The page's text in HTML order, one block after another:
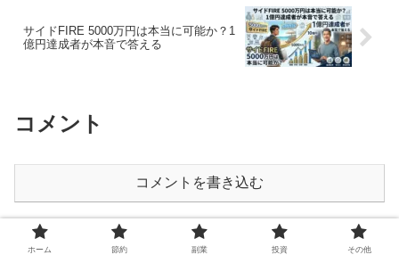
サイドFIRE 5000万円は本当に可能か？1
億円達成者が本音で答える
コメント
コメントを書き込む
ホーム 投資
ホーム 節約 副業 投資 その他